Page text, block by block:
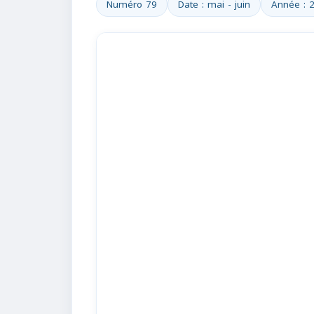
Numéro 79 Date : mai - juin Année :